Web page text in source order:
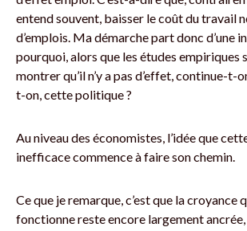
entend souvent, baisser le coût du travail
d’emplois. Ma démarche part donc d’une
pourquoi, alors que les études empiriques
montrer qu’il n’y a pas d’effet, continue-t-
t-on, cette politique ?
Au niveau des économistes, l’idée que
inefficace commence à faire son chemin.
Ce que je remarque, c’est que la
fonctionne reste encore largement ancrée,